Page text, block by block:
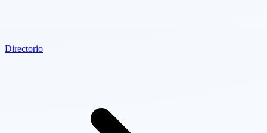
Directorio